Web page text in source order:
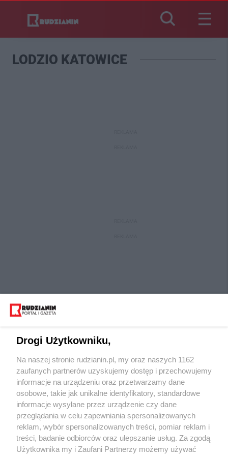
LODZIO KATOWICE
Wydawca mediów lokalnych
Nie zapomnij
zapoznać się z:
polityką prywatności regulamin korzystania z portali
Twojemiasto Skontaktuj sięz nami
Drogi Użytkowniku,
Na naszej stronie rudzianin.pl, my oraz naszych 1162
zaufanych partnerów uzyskujemy dostęp i przechowujemy
informacje na urządzeniu oraz przetwarzamy dane
osobowe, takie jak unikalne identyfikatory, standardowe
informacje wysyłane przez urządzenie czy dane
przeglądania w celu zapewniania spersonalizowanych
reklam, wybór spersonalizowanych treści, pomiar reklam i
treści, badanie odbiorców oraz ulepszanie usług. Za zgodą
Użytkownika my i Zaufani Partnerzy możemy używać